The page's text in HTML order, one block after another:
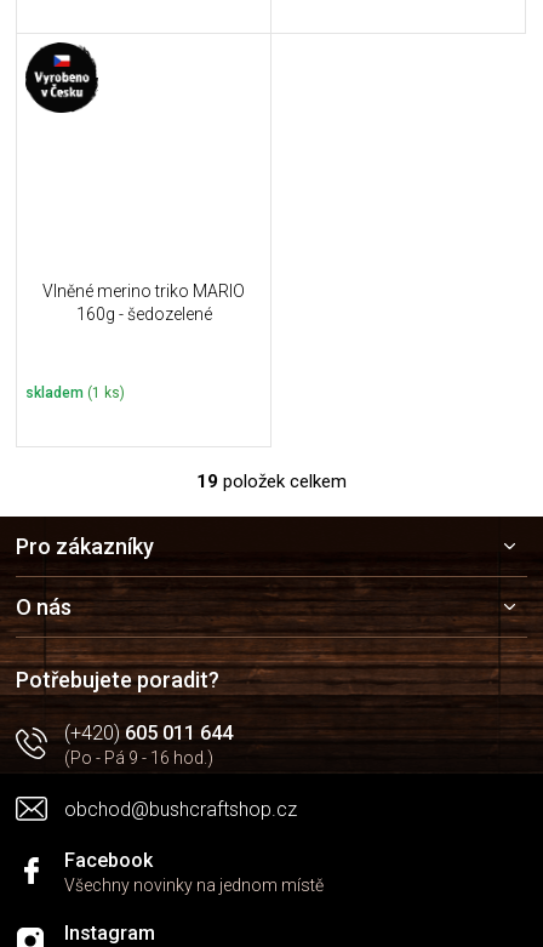
Vlněné merino triko MARIO
160g - šedozelené
skladem (1 ks)
O
v
d
a
c
í
p
r
k
y
ý
s
19 položek celkem
a
t
í
Pro zákazníky
O nás
Potřebujete poradit?
(+420)605 011 644
(Po - Pá 9 - 16 hod.)
obchod@bushcraftshop.cz
Facebook
Všechny novinky na jednom místě
Instagram